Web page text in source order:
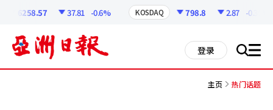
6258.57 37.81 -0.6% KOSDAQ 798.8 2.87 -0.36%
登录 搜 all
主页 热门话题